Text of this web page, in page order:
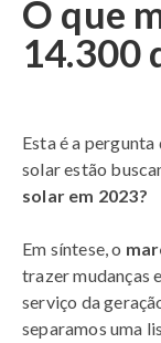
O que
14.300
Esta é a
solar estão
solar em 2023?
Em síntese, o
trazer mudanças
serviço da
separamos uma